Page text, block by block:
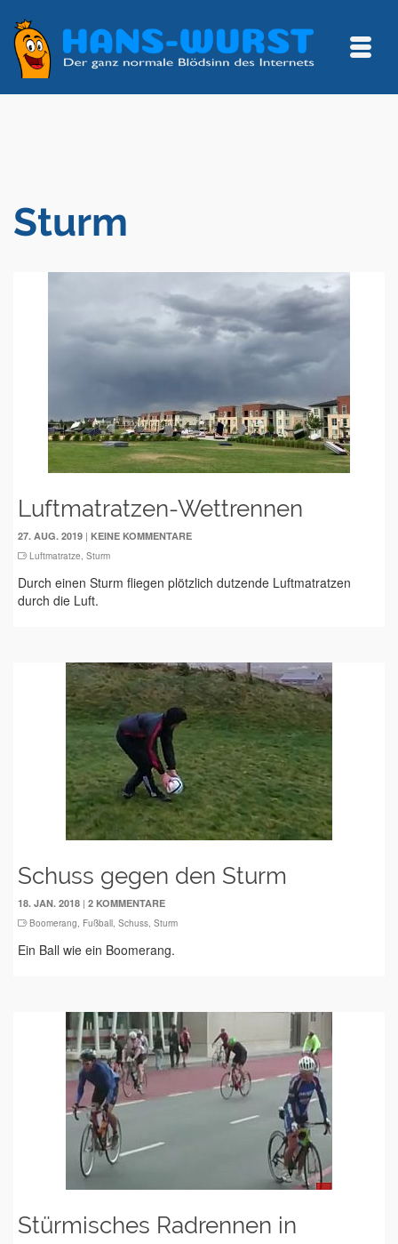
Sturm
Luftmatratzen-Wettrennen
27. AUG. 2019 | KEINE KOMMENTARE
Luftmatratze, Sturm
Durch einen Sturm fliegen plötzlich dutzende Luftmatratzen
durch die Luft.
Schuss gegen den Sturm
18. JAN. 2018 | 2 KOMMENTARE
Boomerang, Fußball, Schuss, Sturm
Ein Ball wie ein Boomerang.
Stürmisches Radrennen in